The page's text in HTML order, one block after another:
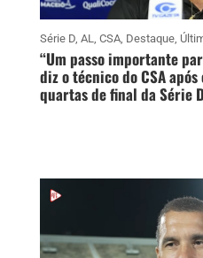
Série D, AL, CSA, Destaque,
“Um passo importante
diz o técnico do CSA
quartas de final da Série